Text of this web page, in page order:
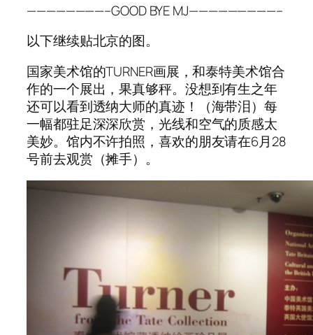
————————–GOOD BYE MJ—————————–
以下继续贴北京的图。
国家美术馆的TURNER画展，和泰特美术馆合
作的一个展出，果真够秤。没想到有生之年
还可以看到透纳大师的真迹！（海带泪）每
一幅都驻足深深欣赏，光线和空气的质感太
美妙。馆内不许拍照，喜欢的朋友请在6月28
号前去观赏（摊手）。